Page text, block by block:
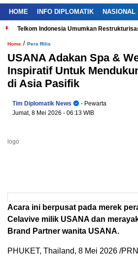
HOME INFO DIPLOMATIK NASIONAL
Telkom Indonesia Umumkan
Home / Pers Rilis
USANA Adakan Spa &
Inspiratif Untuk
di Asia Pasifik
Tim Diplomatik News
- Pewarta
Jumat, 8 Mei 2026 - 06:13 WIB
logo
Acara ini berpusat pada merek
Celavive milik USANA dan
Brand Partner wanita USANA.
PHUKET, Thailand, 8 Mei 2026 /